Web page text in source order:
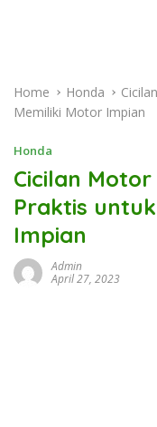
Home Honda
Memiliki Motor Impian
Honda
Cicilan Motor
Praktis
Impian
Admin
April 27, 2023